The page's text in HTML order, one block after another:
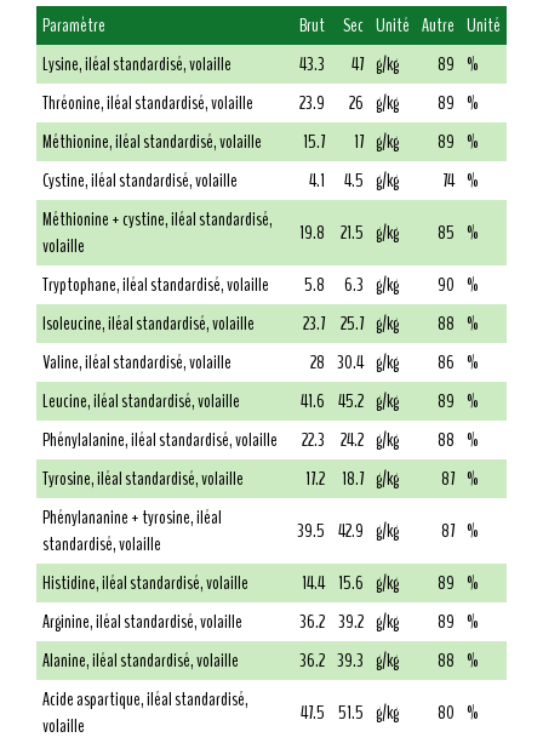
Paramètre Brut Sec Unité Autre Unité
Lysine, iléal standardisé, volaille
43.3 47 g/kg 89 %
Thréonine, iléal standardisé, volaille
23.9 26 g/kg 89 %
Méthionine, iléal standardisé, volaille
15.7 17 g/kg 89 %
Cystine, iléal standardisé, volaille
4.1 4.5 g/kg 74 %
Méthionine + cystine, iléal standardisé,
volaille
19.8 21.5 g/kg 85 %
Tryptophane, iléal standardisé, volaille
5.8 6.3 g/kg 90 %
Isoleucine, iléal standardisé, volaille
23.7 25.7 g/kg 88 %
Valine, iléal standardisé, volaille
28 30.4 g/kg 86 %
Leucine, iléal standardisé, volaille
41.6 45.2 g/kg 89 %
Phénylalanine, iléal standardisé, volaille
22.3 24.2 g/kg 88 %
Tyrosine, iléal standardisé, volaille
17.2 18.7 g/kg 87 %
Phénylananine + tyrosine, iléal
standardisé, volaille
39.5 42.9 g/kg 87 %
Histidine, iléal standardisé, volaille
14.4 15.6 g/kg 89 %
Arginine, iléal standardisé, volaille
36.2 39.2 g/kg 89 %
Alanine, iléal standardisé, volaille
36.2 39.3 g/kg 88 %
Acide aspartique, iléal standardisé,
volaille
47.5 51.5 g/kg 80 %